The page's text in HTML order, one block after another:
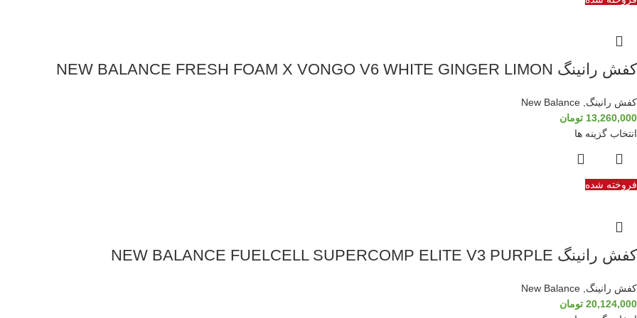
کفش رانینگ NEW BALANCE FRESH FOAM X VONGO V6 WHITE GINGER LIMON
کفش رانینگ,
New Balance
13,260,000 تومان
انتخاب گزینه ها
فروخته شده
کفش رانینگ NEW BALANCE FUELCELL SUPERCOMP ELITE V3 PURPLE
کفش رانینگ New Balance
20,124,000 تومان